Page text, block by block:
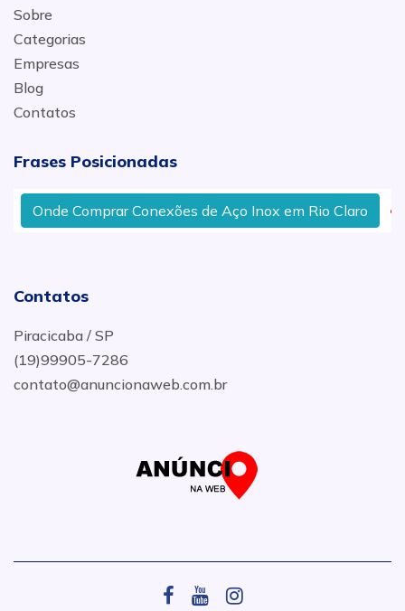
Sobre
Categorias
Empresas
Blog
Contatos
Frases Posicionadas
Onde Comprar Conexões de Aço Inox em Rio Claro
Contatos
Piracicaba / SP
(19)99905-7286
contato@anuncionaweb.com.br